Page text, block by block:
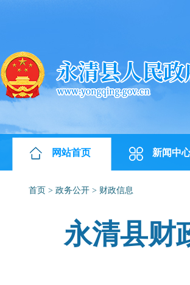
网站首页 新闻中
首页 > 政务公开 > 财政信息
永清县财